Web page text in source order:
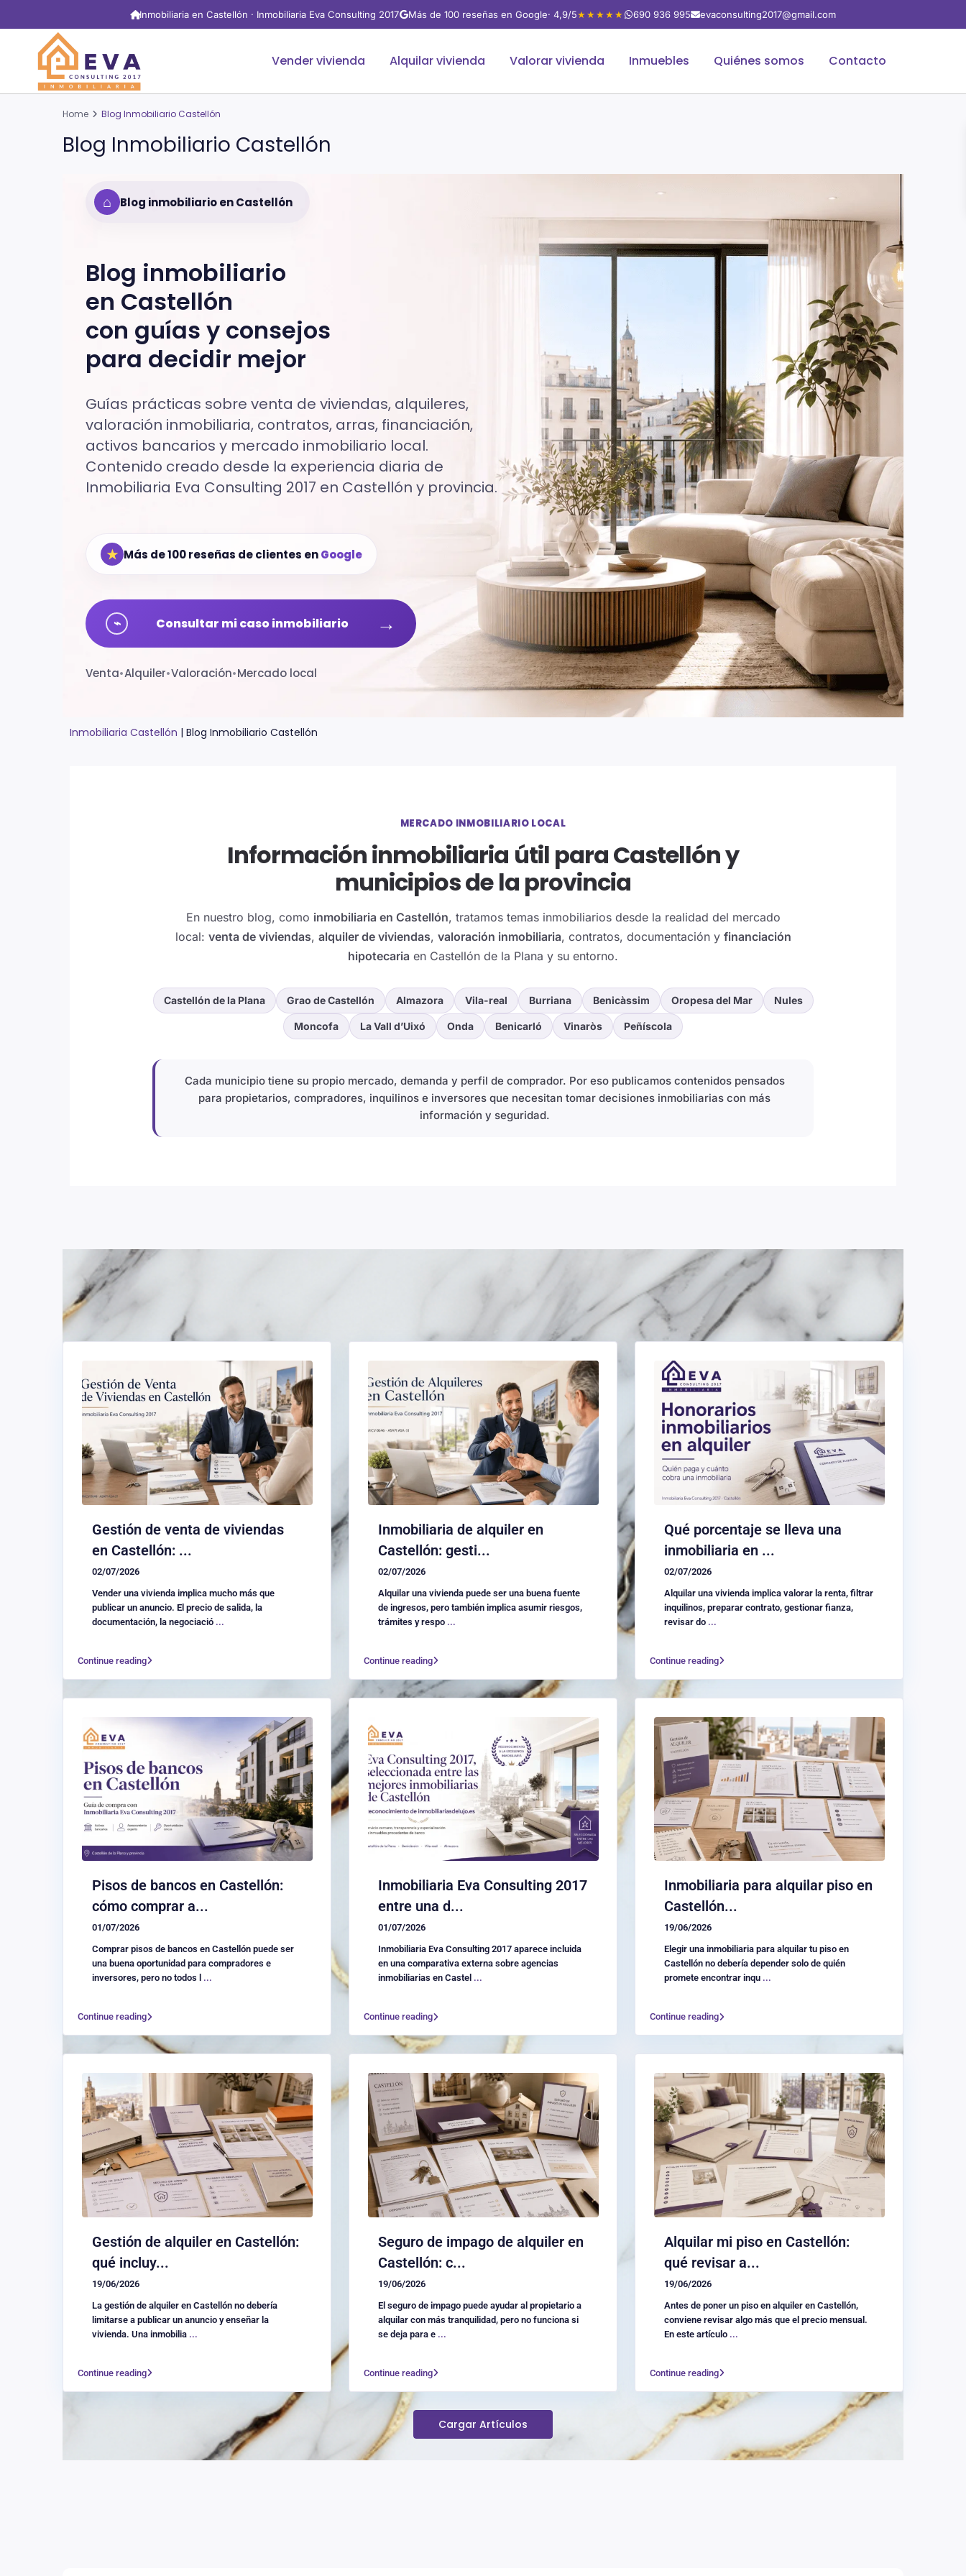
Inmobiliaria en Castellón · Inmobiliaria Eva Consulting 2017 Más de 100 reseñas en Google· 4,9/5★★★★★ 690 936 995 evaconsulting2017@gmail.com
Vender vivienda Alquilar vivienda Valorar vivienda Inmuebles Quiénes somos Contacto
Home Blog Inmobiliario Castellón
Blog Inmobiliario Castellón
⌂ Blog inmobiliario en Castellón
Blog inmobiliario
en Castellón
con guías y consejos
para decidir mejor
Guías prácticas sobre venta de viviendas, alquileres,
valoración inmobiliaria, contratos, arras, financiación,
activos bancarios y mercado inmobiliario local.
Contenido creado desde la experiencia diaria de
Inmobiliaria Eva Consulting 2017 en Castellón y provincia.
★ Más de 100 reseñas de clientes enGoogle
⌁ Consultar mi caso inmobiliario →
Venta•Alquiler•Valoración•Mercado local
Inmobiliaria Castellón | Blog Inmobiliario Castellón
MERCADO INMOBILIARIO LOCAL
Información inmobiliaria útil para Castellón y
municipios de la provincia
En nuestro blog, como inmobiliaria en Castellón, tratamos temas inmobiliarios desde la realidad del mercado
local: venta de viviendas, alquiler de viviendas, valoración inmobiliaria, contratos, documentación y financiación
hipotecaria en Castellón de la Plana y su entorno.
Castellón de la Plana Grao de Castellón Almazora Vila-real Burriana Benicàssim Oropesa del Mar Nules
Moncofa La Vall d’Uixó Onda Benicarló Vinaròs Peñíscola
Cada municipio tiene su propio mercado, demanda y perfil de comprador. Por eso publicamos contenidos pensados
para propietarios, compradores, inquilinos e inversores que necesitan tomar decisiones inmobiliarias con más
información y seguridad.
Gestión de venta de viviendas
en Castellón: ...
02/07/2026
Vender una vivienda implica mucho más que
publicar un anuncio. El precio de salida, la
documentación, la negociació ...
Continue reading
Inmobiliaria de alquiler en
Castellón: gesti...
02/07/2026
Alquilar una vivienda puede ser una buena fuente
de ingresos, pero también implica asumir riesgos,
trámites y respo ...
Continue reading
Qué porcentaje se lleva una
inmobiliaria en ...
02/07/2026
Alquilar una vivienda implica valorar la renta, filtrar
inquilinos, preparar contrato, gestionar fianza,
revisar do ...
Continue reading
Pisos de bancos en Castellón:
cómo comprar a...
01/07/2026
Comprar pisos de bancos en Castellón puede ser
una buena oportunidad para compradores e
inversores, pero no todos l ...
Continue reading
Inmobiliaria Eva Consulting 2017
entre una d...
01/07/2026
Inmobiliaria Eva Consulting 2017 aparece incluida
en una comparativa externa sobre agencias
inmobiliarias en Castel ...
Continue reading
Inmobiliaria para alquilar piso en
Castellón...
19/06/2026
Elegir una inmobiliaria para alquilar tu piso en
Castellón no debería depender solo de quién
promete encontrar inqu ...
Continue reading
Gestión de alquiler en Castellón:
qué incluy...
19/06/2026
La gestión de alquiler en Castellón no debería
limitarse a publicar un anuncio y enseñar la
vivienda. Una inmobilia ...
Continue reading
Seguro de impago de alquiler en
Castellón: c...
19/06/2026
El seguro de impago puede ayudar al propietario a
alquilar con más tranquilidad, pero no funciona si
se deja para e ...
Continue reading
Alquilar mi piso en Castellón:
qué revisar a...
19/06/2026
Antes de poner un piso en alquiler en Castellón,
conviene revisar algo más que el precio mensual.
En este artículo ...
Continue reading
Cargar Artículos